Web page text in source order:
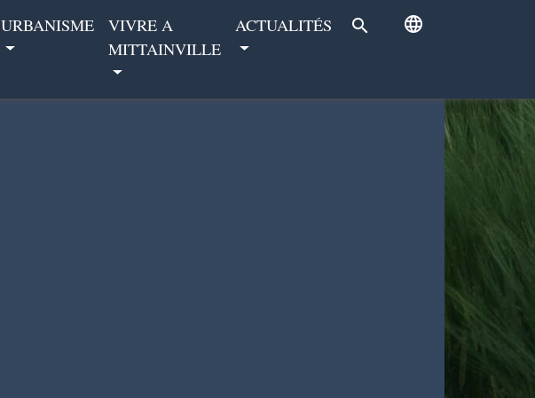
URBANISME
VIVRE A
MITTAINVILLE
ACTUALITÉS search language